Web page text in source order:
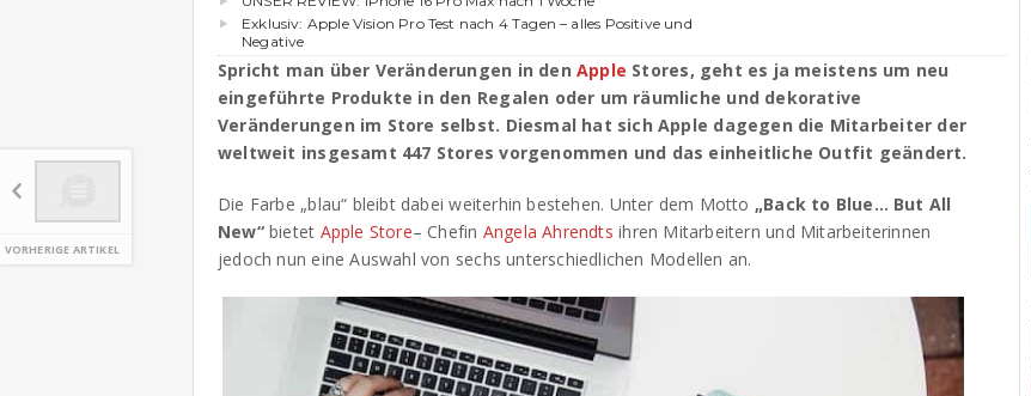
VORHERIGE ARTIKEL
Exklusiv: Apple Vision Pro Test nach 4 Tagen – alles Positive und
Negative
Spricht man über Veränderungen in den Apple Stores, geht es ja meistens um neu
eingeführte Produkte in den Regalen oder um räumliche und dekorative
Veränderungen im Store selbst. Diesmal hat sich Apple dagegen die Mitarbeiter der
weltweit insgesamt 447 Stores vorgenommen und das einheitliche Outfit geändert.
Die Farbe „blau“ bleibt dabei weiterhin bestehen. Unter dem Motto „Back to Blue… But All
New“bietet Apple Store– Chefin Angela Ahrendts ihren Mitarbeitern und Mitarbeiterinnen
jedoch nun eine Auswahl von sechs unterschiedlichen Modellen an.